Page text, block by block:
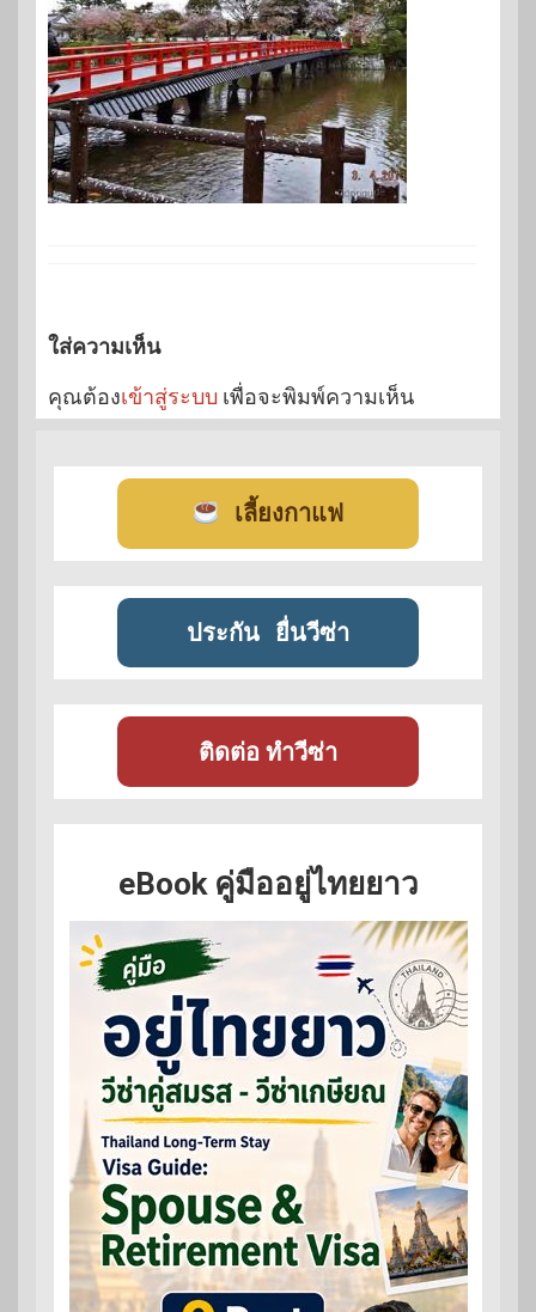
ใส่ความเห็น
คุณต้องเข้าสู่ระบบ เพื่อจะพิมพ์ความเห็น
เลี้ยงกาแฟ
ประกัน ยื่นวีซ่า
ติดต่อ ทำวีซ่า
eBook คู่มืออยู่ไทยยาว